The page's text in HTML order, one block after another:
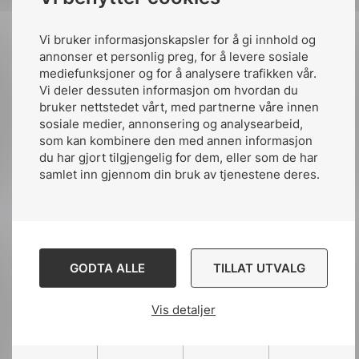
Vi bruker informasjonskapsler for å gi innhold og
annonser et personlig preg, for å levere sosiale
mediefunksjoner og for å analysere trafikken vår.
Vi deler dessuten informasjon om hvordan du
bruker nettstedet vårt, med partnerne våre innen
sosiale medier, annonsering og analysearbeid,
som kan kombinere den med annen informasjon
du har gjort tilgjengelig for dem, eller som de har
samlet inn gjennom din bruk av tjenestene deres.
GODTA ALLE TILLAT UTVALG
Vis detaljer
Tolkninger av standard
I noen tilfeller er en problemstilling
krevende å svare på. I slike tilfeller
henvises saken til behandling i plenum.
Det krever ofte en gjennomgående
diskusjon i komiteen for å komme fram
til enighet. På bakgrunn av diskusjonene
NEKs internettside
informasjon om standarder og